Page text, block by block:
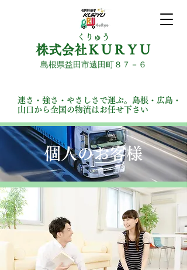
くりゅう
株式会社ＫＵＲＹＵ
島根県益田市遠田町８７－６
速さ・強さ・やさしさで運ぶ。島根・広島・
山口から全国の物流はお任せ下さい
​個人のお客様